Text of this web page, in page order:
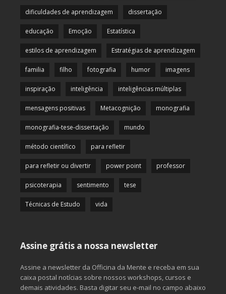
dificuldades de aprendizagem dissertação
educação Emoção Estatística
estilos de aprendizagem Estratégias de aprendizagem
familia filho fotografia humor imagens
inspiração inteligência inteligências múltiplas
mensagens positivas Metacognição monografia
monografia-tese-dissertação mundo
método científico para refletir
para refletir ou divertir power point professor
psicoterapia sentimento tese
Técnicas de Estudo vida
Assine grátis a nossa newsletter
Assine a newsletter da Officina da Mente e receba em sua
caixa postal notícias sobre nossos workshops, cursos e
demais atividades. Basta digitar seu e-mail no campo abaixo